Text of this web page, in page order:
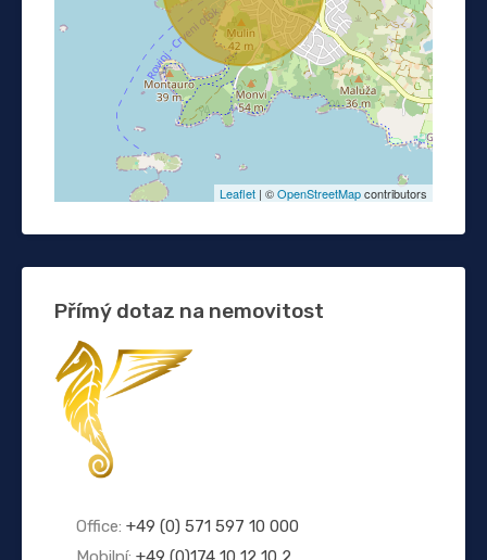
Leaflet | ©OpenStreetMapcontributors
Přímý dotaz na nemovitost
Office: +49 (0) 571 597 10 000